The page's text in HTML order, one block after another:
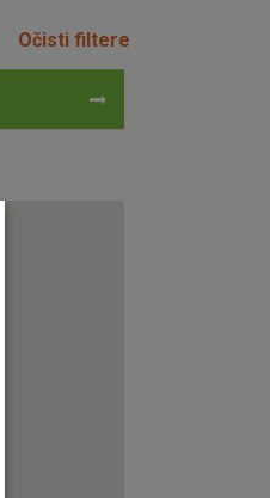
Očisti filtere